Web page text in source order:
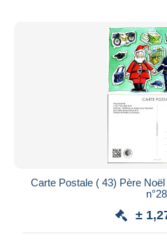
Carte Postale ( 43) Père
n°28
±